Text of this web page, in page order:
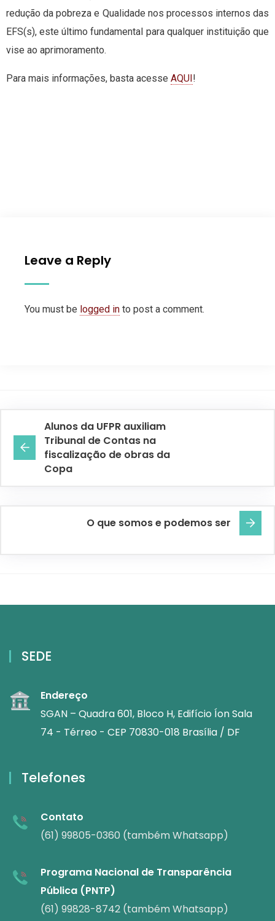
redução da pobreza e Qualidade nos processos internos das
EFS(s), este último fundamental para qualquer instituição que
vise ao aprimoramento.
Para mais informações, basta acesse AQUI !
Leave a Reply
You must be logged in to post a comment.
Alunos da UFPR auxiliam
Tribunal de Contas na
fiscalização de obras da
Copa
O que somos e podemos ser
SEDE
Endereço
SGAN – Quadra 601, Bloco H, Edifício Íon Sala
74 - Térreo - CEP 70830-018 Brasília / DF
Telefones
Contato
(61) 99805-0360 (também Whatsapp)
Programa Nacional de Transparência
Pública (PNTP)
(61) 99828-8742 (também Whatsapp)